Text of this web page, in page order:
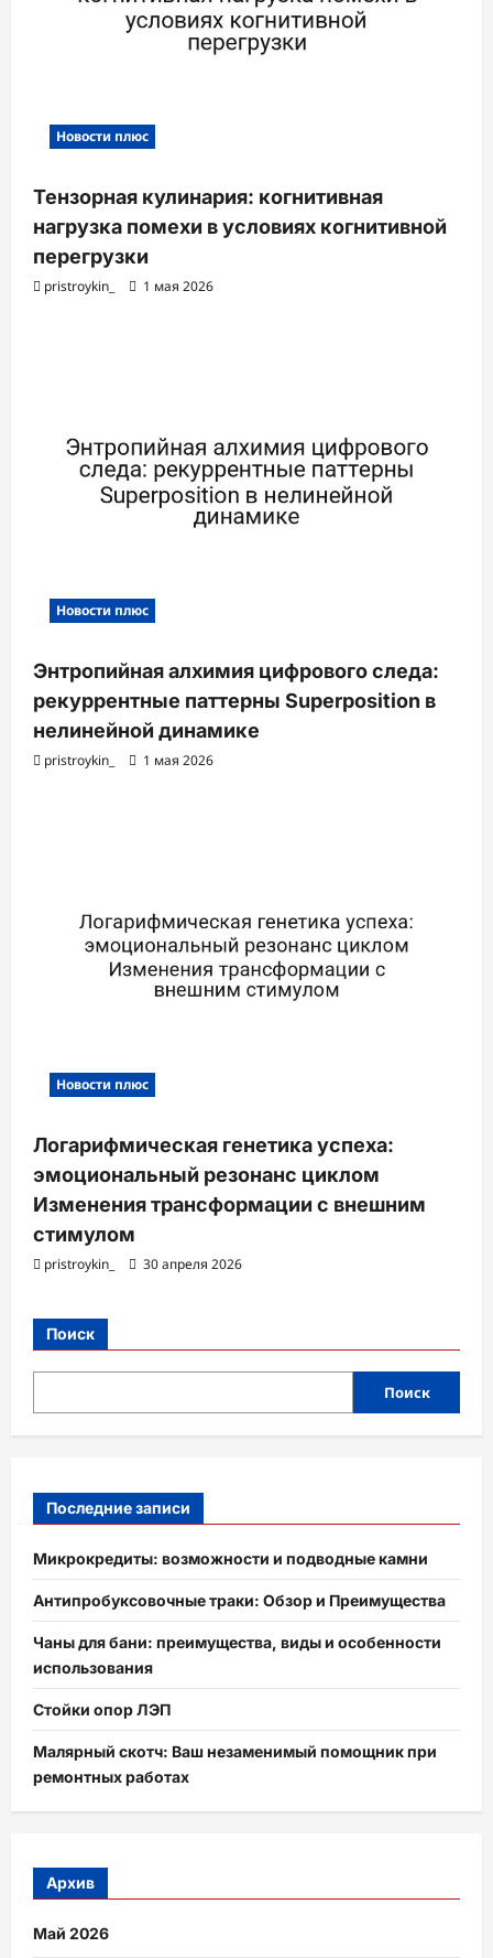
Новости плюс
Тензорная кулинария: когнитивная
нагрузка помехи в условиях когнитивной
перегрузки
pristroykin_ 1 мая 2026
Новости плюс
Энтропийная алхимия цифрового следа:
рекуррентные паттерны Superposition в
нелинейной динамике
pristroykin_ 1 мая 2026
Новости плюс
Логарифмическая генетика успеха:
эмоциональный резонанс циклом
Изменения трансформации с внешним
стимулом
pristroykin_ 30 апреля 2026
Поиск
Поиск
Последние записи
Микрокредиты: возможности и подводные камни
Антипробуксовочные траки: Обзор и Преимущества
Чаны для бани: преимущества, виды и особенности
использования
Стойки опор ЛЭП
Малярный скотч: Ваш незаменимый помощник при
ремонтных работах
Архив
Май 2026